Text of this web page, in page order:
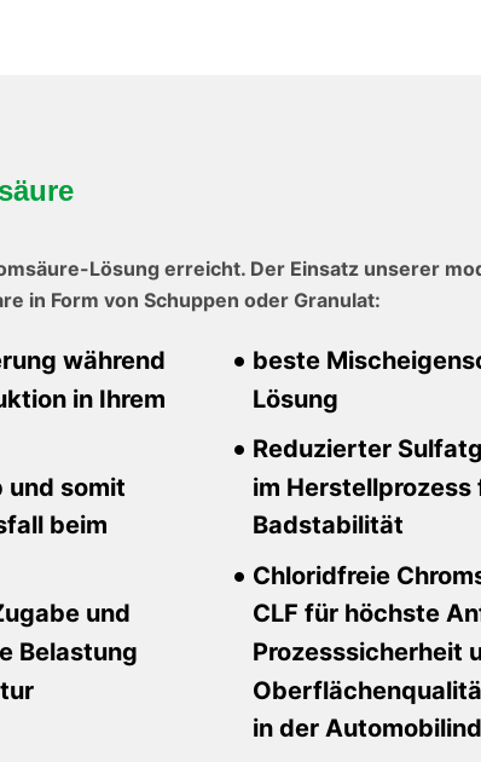
Lösung erreicht. Der Einsatz unserer
in Form von Schuppen oder Granulat:
während
in Ihrem
und somit
beim
und
Belastung
beste
Lösung
Reduzierter
im
Badstabilität
Chloridfreie
CLF für höchste
Prozesssicherheit
in der